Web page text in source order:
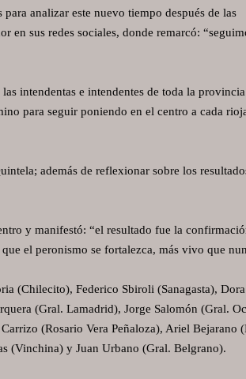
analizar este nuevo tiempo después de las
en sus redes sociales, donde remarcó:
intendentas e intendentes de toda la provincia
para seguir poniendo en el centro a cada
además de reflexionar sobre los
y manifestó: “el resultado fue la
el peronismo se fortalezca, más vivo que
(Chilecito), Federico Sbiroli (Sanagasta), Dora
(Gral. Lamadrid), Jorge Salomón (Gral.
(Rosario Vera Peñaloza), Ariel Bejarano
(Vinchina) y Juan Urbano (Gral. Belgrano).